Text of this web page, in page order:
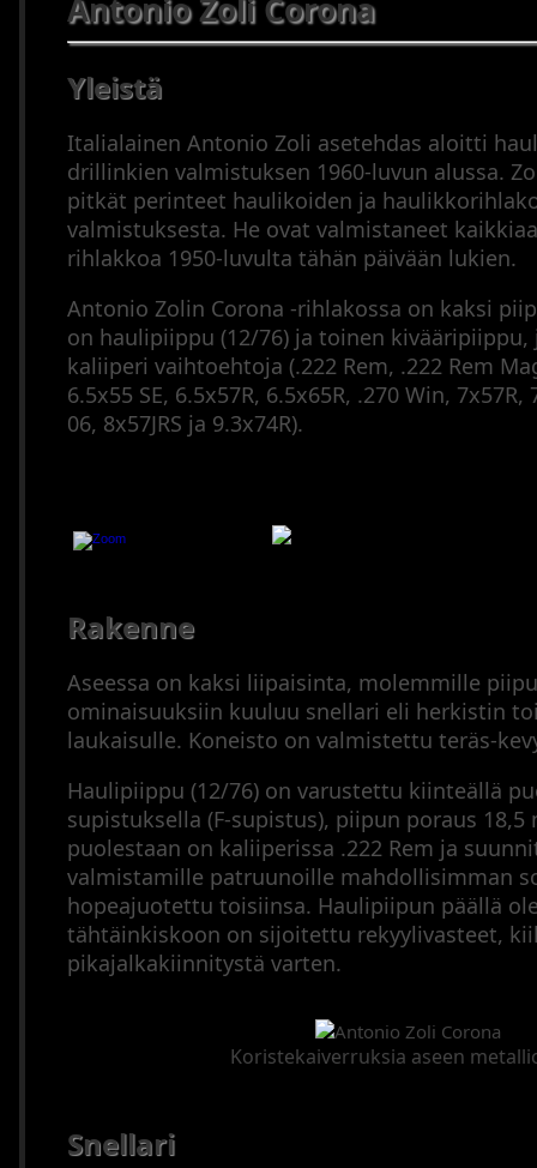
(2000–
2023
Pienoiskiväärit
Puoliautomaatit
(1900–
1945)
Puoliautomaatit
(1946–
2023)
Sarjatuliaseet
(1900–
1945)
Sarjatuliaseet
(1946–
2023)
Mustaruutiaseet
Arkisto
Muut
Metsästysperinteet
Updates
Cookie
Policy
Antonio Zoli Corona
Yleistä
Italialainen Antonio Zoli asetehdas aloitti
drillinkien valmistuksen 1960-luvun alussa.
pitkät perinteet haulikoiden ja
valmistuksesta. He ovat valmistaneet
rihlakkoa 1950-luvulta tähän päivään lukien.
Antonio Zolin Corona -rihlakossa on kaksi
on haulipiippu (12/76) ja toinen kivääripiippu,
kaliiperi vaihtoehtoja (.222 Rem, .222 Rem
6.5x55 SE, 6.5x57R, 6.5x65R, .270 Win, 7x57R,
06, 8x57JRS ja 9.3x74R).
Rakenne
Aseessa on kaksi liipaisinta, molemmille
ominaisuuksiin kuuluu snellari eli herkistin
laukaisulle. Koneisto on valmistettu teräs-
Haulipiippu (12/76) on varustettu kiinteällä
supistuksella (F-supistus), piipun poraus
puolestaan on kaliiperissa .222 Rem ja
valmistamille patruunoille mahdollisimman
hopeajuotettu toisiinsa. Haulipiipun päällä
tähtäinkiskoon on sijoitettu rekyylivasteet,
pikajalkakiinnitystä varten.
Koristekaiverruksia aseen
Snellari